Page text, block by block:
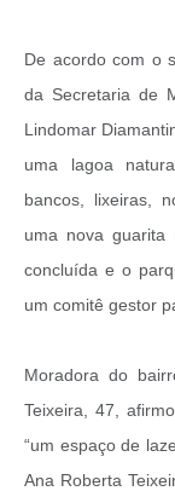
De acordo com o
da Secretaria de
Lindomar
uma lagoa
bancos, lixeiras,
uma nova guarita
concluída e o
um comitê gestor
Moradora do
Teixeira, 47,
“um espaço de
Ana Roberta